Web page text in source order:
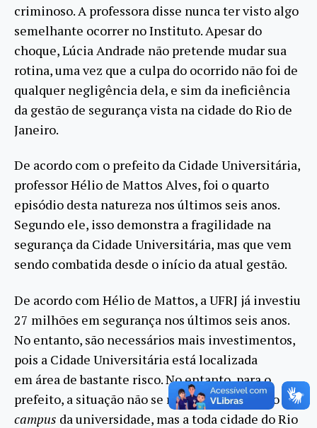
criminoso. A professora disse nunca ter visto algo
semelhante ocorrer no Instituto. Apesar do
choque, Lúcia Andrade não pretende mudar sua
rotina, uma vez que a culpa do ocorrido não foi de
qualquer negligência dela, e sim da ineficiência
da gestão de segurança vista na cidade do Rio de
Janeiro.
De acordo com o prefeito da Cidade Universitária,
professor Hélio de Mattos Alves, foi o quarto
episódio desta natureza nos últimos seis anos.
Segundo ele, isso demonstra a fragilidade na
segurança da Cidade Universitária, mas que vem
sendo combatida desde o início da atual gestão.
De acordo com Hélio de Mattos, a UFRJ já investiu
27 milhões em segurança nos últimos seis anos.
No entanto, são necessários mais investimentos,
pois a Cidade Universitária está localizada
em área de bastante risco. No entanto, para o
prefeito, a situação não se restringe apenas ao
campus da universidade, mas a toda cidade do Rio